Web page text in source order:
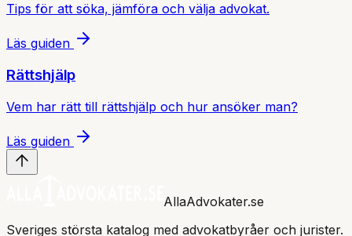
Tips för att söka, jämföra och välja advokat.
Läs guiden
Rättshjälp
Vem har rätt till rättshjälp och hur ansöker man?
Läs guiden
AllaAdvokater.se
Sveriges största katalog med advokatbyråer och jurister.